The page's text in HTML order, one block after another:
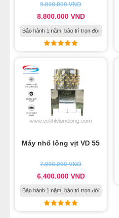
9.800.000VND
8.800.000 VND
Bảo hành 1 năm, bảo trì trọn đời
Máy nhổ lông vịt VD 55
7.000.000VND
6.400.000 VND
Bảo hành 1 năm, bảo trì trọn đời